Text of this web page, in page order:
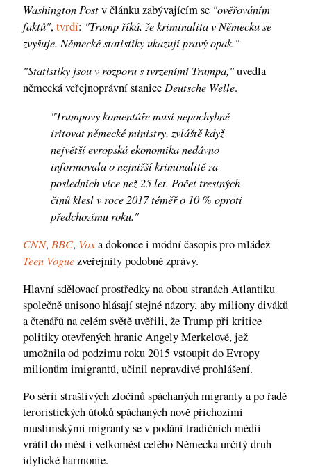
Washington Postv článku zabývajícím se "ověřováním
faktů",tvrdí: "Trump říká, že kriminalita v Německu se
zvyšuje. Německé statistiky ukazují pravý opak."
"Statistiky jsou v rozporu s tvrzeními Trumpa,"uvedla
německá veřejnoprávní stanice Deutsche Welle.
"Trumpovy komentáře musí nepochybně
iritovat německé ministry, zvláště když
největší evropská ekonomika nedávno
informovala o nejnižší kriminalitě za
posledních více než 25 let. Počet trestných
činů klesl v roce 2017 téměř o 10 % oproti
předchozímu roku."
CNN, BBC, Voxa dokonce i módní časopis pro mládež
Teen Voguezveřejnily podobné zprávy.
Hlavní sdělovací prostředky na obou stranách Atlantiku
společně unisono hlásají stejné názory, aby miliony diváků
a čtenářů na celém světě uvěřili, že Trump při kritice
politiky otevřených hranic Angely Merkelové, jež
umožnila od podzimu roku 2015 vstoupit do Evropy
milionům imigrantů, učinil nepravdivé prohlášení.
Po sérii strašlivých zločinů spáchaných migranty a po řadě
teroristických útokůspáchaných nově příchozími
muslimskými migranty se v podání tradičních médií
vrátil do měst i velkoměst celého Německa určitý druh
idylické harmonie.